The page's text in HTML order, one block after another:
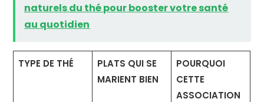
naturels du thé pour booster votre santé
au quotidien
TYPE DE THÉ
PLATS QUI SE
MARIENT BIEN
POURQUOI
CETTE
ASSOCIATION